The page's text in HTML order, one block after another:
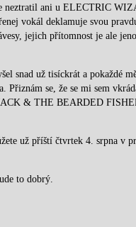
neztratil ani u ELECTRIC
vokál deklamuje svou
jejich přítomnost je ale
snad už tisíckrát a pokaždé
Přiznám se, že se mi sem
& THE BEARDED
už příští čtvrtek 4. srpna v
to dobrý.